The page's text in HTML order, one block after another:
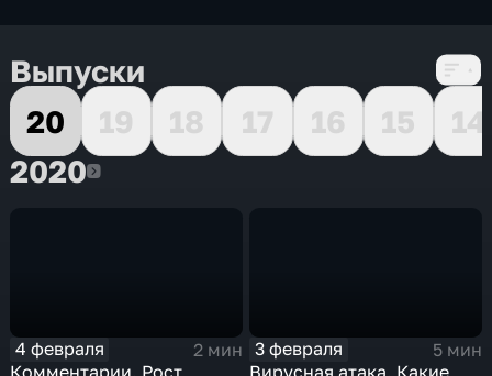
Выпуски
20
19 18 17 16 15
14
20202020
4 февраля
2 мин
Комментарии. Рост
3 февраля
5 мин
Вирусная атака. Какие